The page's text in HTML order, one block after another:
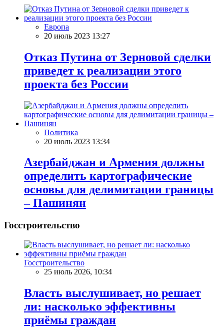
Европа
20 июль 2023 13:27
Отказ Путина от Зерновой сделки
приведет к реализации этого
проекта без России
Политика
20 июль 2023 13:34
Азербайджан и Армения должны
определить картографические
основы для делимитации границы
– Пашинян
Госстроительство
Госстроительство
25 июль 2026, 10:34
Власть выслушивает, но решает
ли: насколько эффективны
приёмы граждан